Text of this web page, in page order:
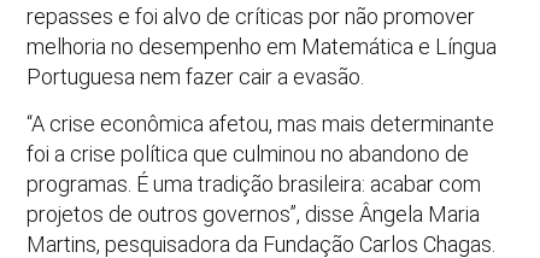
repasses e foi alvo de críticas por não promover
melhoria no desempenho em Matemática e Língua
Portuguesa nem fazer cair a evasão.
“A crise econômica afetou, mas mais determinante
foi a crise política que culminou no abandono de
programas. É uma tradição brasileira: acabar com
projetos de outros governos”, disse Ângela Maria
Martins, pesquisadora da Fundação Carlos Chagas.